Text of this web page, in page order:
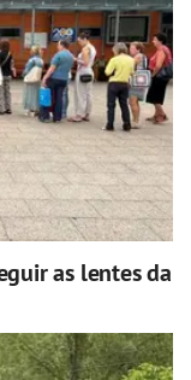
as lentes da